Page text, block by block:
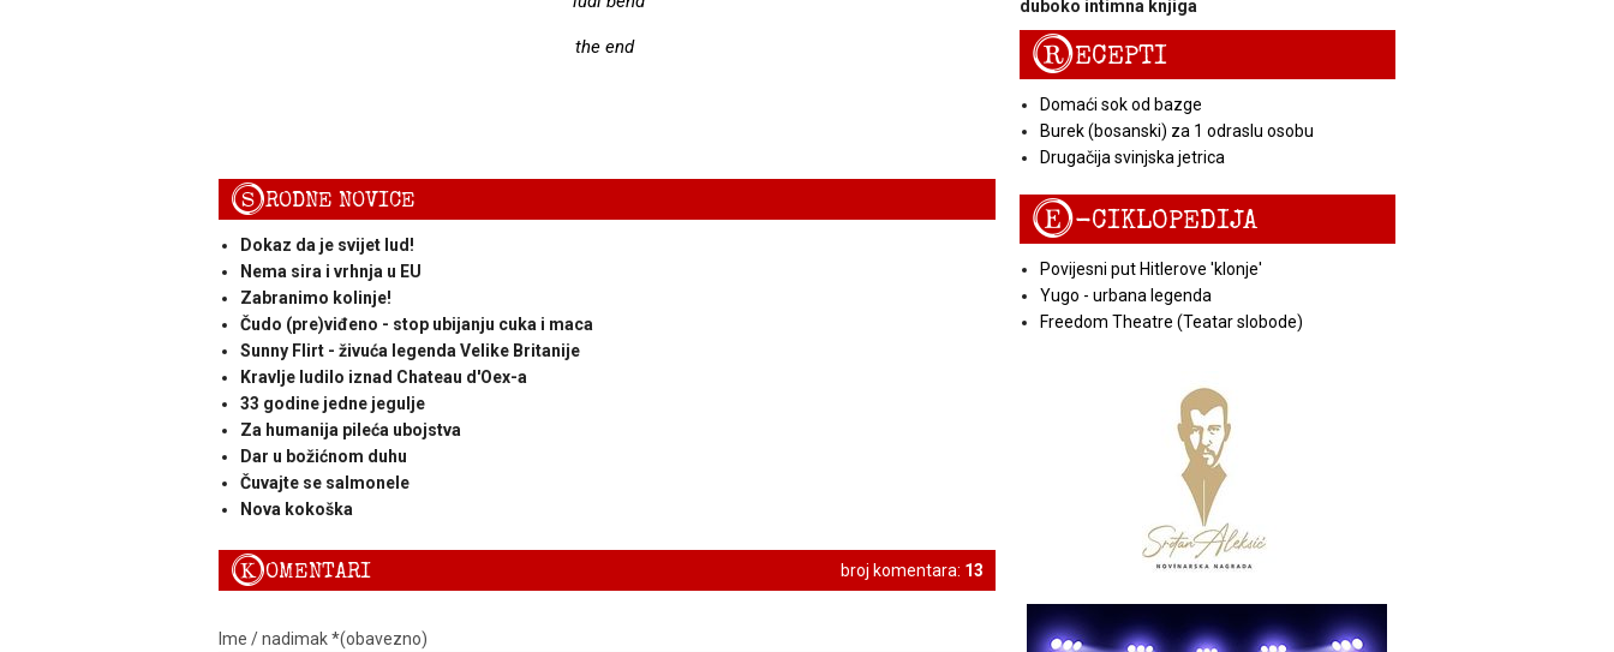
the end
SRODNE NOVICE
Dokaz da je svijet lud!
Nema sira i vrhnja u EU
Zabranimo kolinje!
Čudo (pre)viđeno - stop ubijanju cuka i maca
Sunny Flirt - živuća legenda Velike Britanije
Kravlje ludilo iznad Chateau d'Oex-a
33 godine jedne jegulje
Za humanija pileća ubojstva
Dar u božićnom duhu
Čuvajte se salmonele
Nova kokoška
broj komentara: 13
KOMENTARI
Ime / nadimak *(obavezno)
duboko intimna knjiga
RECEPTI
Domaći sok od bazge
Burek (bosanski) za 1 odraslu osobu
Drugačija svinjska jetrica
E-CIKLOPEDIJA
Povijesni put Hitlerove 'klonje'
Yugo - urbana legenda
Freedom Theatre (Teatar slobode)